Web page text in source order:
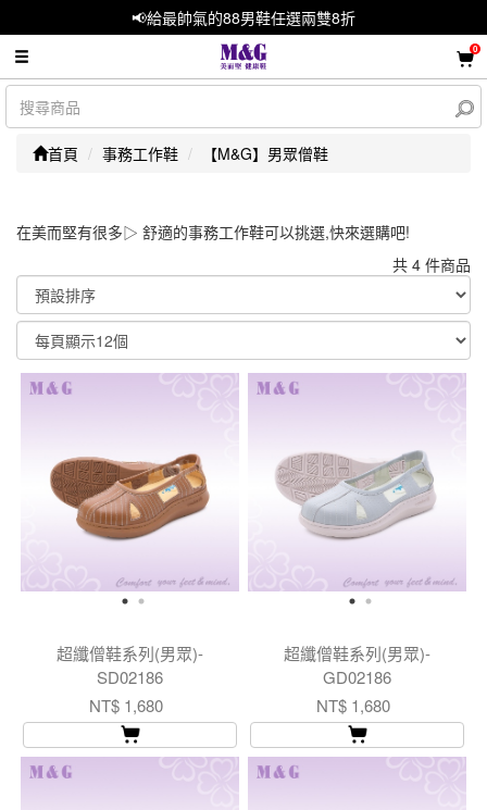
📢給最帥氣的88男鞋任選兩雙8折
0
首頁 事務工作鞋 【M&G】男眾僧鞋
在美而堅有很多▷ 舒適的事務工作鞋可以挑選,快來選購吧!
共 4 件商品
顯示篩選條件
超纖僧鞋系列(男眾)-
SD02186
NT$ 1,680
超纖僧鞋系列(男眾)-
GD02186
NT$ 1,680